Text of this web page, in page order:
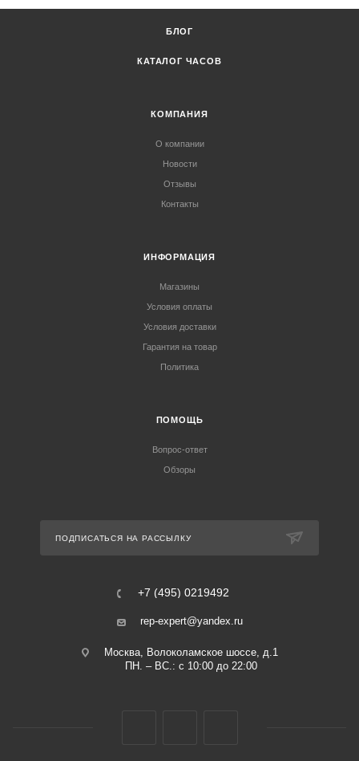
БЛОГ
КАТАЛОГ ЧАСОВ
КОМПАНИЯ
О компании
Новости
Отзывы
Контакты
ИНФОРМАЦИЯ
Магазины
Условия оплаты
Условия доставки
Гарантия на товар
Политика
ПОМОЩЬ
Вопрос-ответ
Обзоры
ПОДПИСАТЬСЯ НА РАССЫЛКУ
+7 (495) 0219492
rep-expert@yandex.ru
Москва, Волоколамское шоссе, д.1
ПН. – ВС.: с 10:00 до 22:00